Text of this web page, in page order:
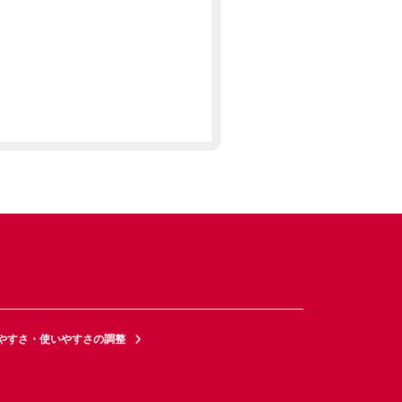
すさ・使いやすさの調整